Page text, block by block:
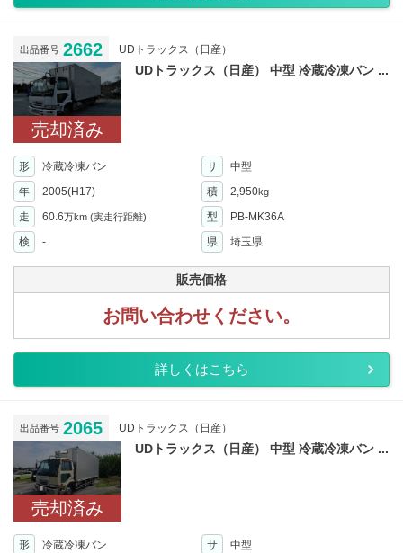
出品番号 2662 UDトラックス（日産）
売却済み
UDトラックス（日産） 中型 冷蔵冷凍バン ...
形 冷蔵冷凍バン サ
中型
年
2005(H17) 積 2,950kg
走 60.6万km (実走行距離) 型
PB-MK36A
検
- 県 埼玉県
販売価格
お問い合わせください。
詳しくはこちら
出品番号 2065 UDトラックス（日産）
売却済み
UDトラックス（日産） 中型 冷蔵冷凍バン ...
形 冷蔵冷凍バン サ
中型